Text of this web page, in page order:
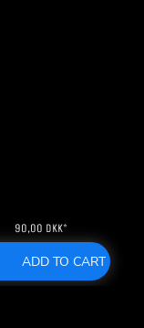
90,00 DKK*
ADD TO CART